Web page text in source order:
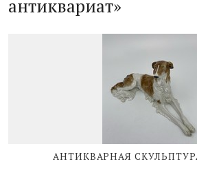
антиквариат»
АНТИКВАРНАЯ